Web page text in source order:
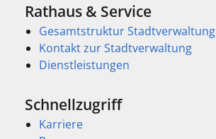
Rathaus & Service
Gesamtstruktur Stadtverwaltung
Kontakt zur Stadtverwaltung
Dienstleistungen
Schnellzugriff
Karriere